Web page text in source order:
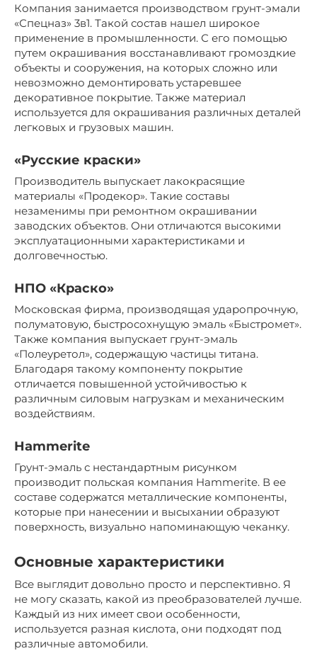
Компания занимается производством грунт-эмали
«Спецназ» 3в1. Такой состав нашел широкое
применение в промышленности. С его помощью
путем окрашивания восстанавливают громоздкие
объекты и сооружения, на которых сложно или
невозможно демонтировать устаревшее
декоративное покрытие. Также материал
используется для окрашивания различных деталей
легковых и грузовых машин.
«Русские краски»
Производитель выпускает лакокрасящие
материалы «Продекор». Такие составы
незаменимы при ремонтном окрашивании
заводских объектов. Они отличаются высокими
эксплуатационными характеристиками и
долговечностью.
НПО «Краско»
Московская фирма, производящая ударопрочную,
полуматовую, быстросохнущую эмаль «Быстромет».
Также компания выпускает грунт-эмаль
«Полеуретол», содержащую частицы титана.
Благодаря такому компоненту покрытие
отличается повышенной устойчивостью к
различным силовым нагрузкам и механическим
воздействиям.
Hammerite
Грунт-эмаль с нестандартным рисунком
производит польская компания Hammerite. В ее
составе содержатся металлические компоненты,
которые при нанесении и высыхании образуют
поверхность, визуально напоминающую чеканку.
Основные характеристики
Все выглядит довольно просто и перспективно. Я
не могу сказать, какой из преобразователей лучше.
Каждый из них имеет свои особенности,
используется разная кислота, они подходят под
различные автомобили.